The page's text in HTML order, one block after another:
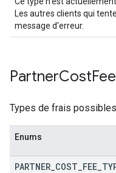
Les autres clients qui
message d'erreur.
PartnerCostFee
Types de frais
Enums
PARTNER COST FEE